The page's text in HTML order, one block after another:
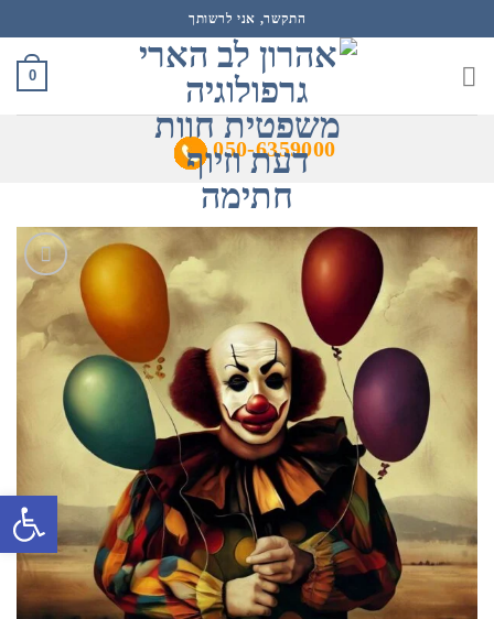
פתח
to
content
התקשר, אני לרשותך
0
050-6359000
הוסף
לרשימת